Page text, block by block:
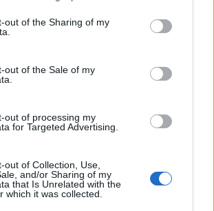
out of the Sharing of my
out of the Sale of my
out of processing my
for Targeted Advertising.
out of Collection, Use,
and/or Sharing of my
that Is Unrelated with the
which it was collected.
λαχανικά
, συμπεριλαμβανομένων
της φλεγμονής. Οι
τα μέταλλα στα φυλλώδη